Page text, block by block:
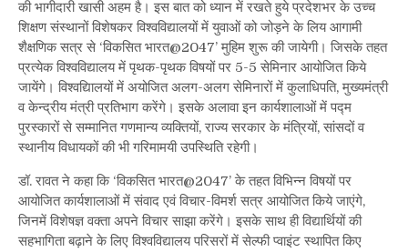
की भागीदारी खासी अहम है। इस बात को ध्यान में रखते हुये प्रदेशभर के उच्च
शिक्षण संस्थानों विशेषकर विश्वविद्यालयों में युवाओं को जोड़ने के लिय आगामी
शैक्षणिक सत्र से ‘विकसित भारत@2047’ मुहिम शुरू की जायेगी। जिसके तहत
प्रत्येक विश्वविद्यालय में पृथक-पृथक विषयों पर 5-5 सेमिनार आयोजित किये
जायेंगे। विश्वद्यिालयों में अयोजित अलग-अलग सेमिनारों में कुलाधिपति, मुख्यमंत्री
व केन्द्रीय मंत्री प्रतिभाग करेंगे। इसके अलावा इन कार्यशालाओं में पद्म
पुरस्कारों से सम्मानित गणमान्य व्यक्तियों, राज्य सरकार के मंत्रियों, सांसदों व
स्थानीय विधायकों की भी गरिमामयी उपस्थिति रहेगी।
डॉ. रावत ने कहा कि ‘विकसित भारत@2047’ के तहत विभिन्न विषयों पर
आयोजित कार्यशालाओं में संवाद एवं विचार-विमर्श सत्र आयोजित किये जाएंगे,
जिनमें विशेषज्ञ वक्ता अपने विचार साझा करेंगे। इसके साथ ही विद्यार्थियों की
सहभागिता बढ़ाने के लिए विश्वविद्यालय परिसरों में सेल्फी प्वाइंट स्थापित किए